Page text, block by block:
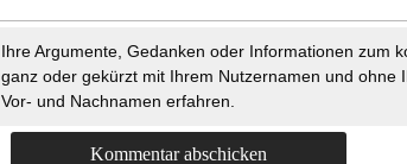
Ihre Argumente, Gedanken oder Informationen zum
ganz oder gekürzt mit Ihrem Nutzernamen und ohne
Vor- und Nachnamen erfahren.